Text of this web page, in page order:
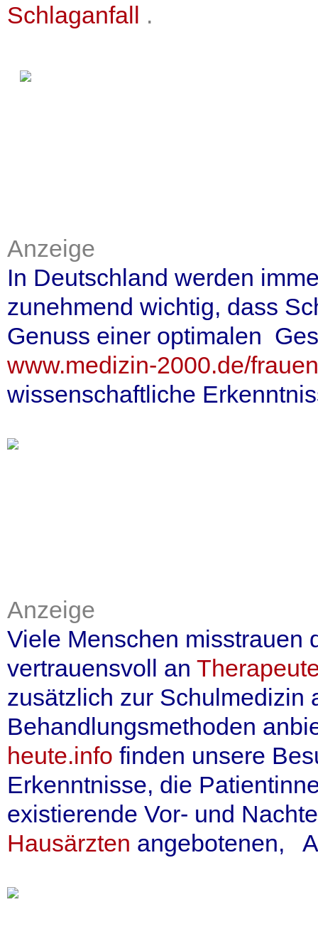
Schlaganfall .
Anzeige
In Deutschland werden
zunehmend wichtig, dass
Genuss einer optimalen
www.medizin-2000.de/
wissenschaftliche
Anzeige
Viele Menschen misstrauen
vertrauensvoll an
zusätzlich zur
Behandlungsmethoden
heute.info finden unsere
Erkenntnisse, die
existierende Vor- und
Hausärzten angebotenen,